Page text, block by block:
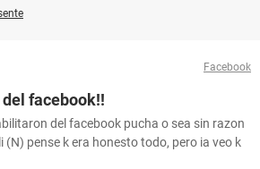
Facebook
facebook!!
del facebook pucha o sea sin razon
pense k era honesto todo, pero ia veo k